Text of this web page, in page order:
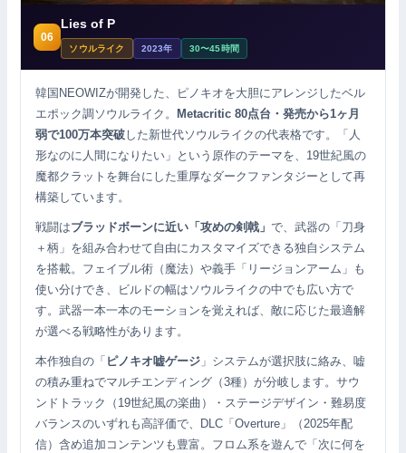
06
Lies of P
ソウルライク 2023年 30〜45時間
韓国NEOWIZが開発した、ピノキオを大胆にアレンジしたベル
エポック調ソウルライク。
Metacritic 80点台・発売から1ヶ月
弱で100万本突破した新世代ソウルライクの代表格です。「人
形なのに人間になりたい」という原作のテーマを、19世紀風の
魔都クラットを舞台にした重厚なダークファンタジーとして再
構築しています。
戦闘はブラッドボーンに近い「攻めの剣戟」で、武器の「刀身
＋柄」を組み合わせて自由にカスタマイズできる独自システム
を搭載。フェイブル術（魔法）や義手「リージョンアーム」も
使い分けでき、ビルドの幅はソウルライクの中でも広い方で
す。武器一本一本のモーションを覚えれば、敵に応じた最適解
が選べる戦略性があります。
本作独自の「 ピノキオ嘘ゲージ 」システムが選択肢に絡み、嘘
の積み重ねでマルチエンディング（3種）が分岐します。サウ
ンドトラック（19世紀風の楽曲）・ステージデザイン・難易度
バランスのいずれも高評価で、DLC「Overture」（2025年配
信）含め追加コンテンツも豊富。フロム系を遊んで「次に何を